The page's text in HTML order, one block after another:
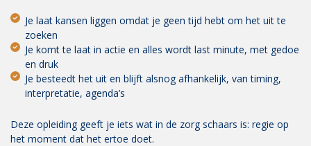
Je laat kansen liggen omdat je geen tijd hebt om het uit te
zoeken
Je komt te laat in actie en alles wordt last minute, met gedoe
en druk
Je besteedt het uit en blijft alsnog afhankelijk, van timing,
interpretatie, agenda’s
Deze opleiding geeft je iets wat in de zorg schaars is: regie op
het moment dat het ertoe doet.